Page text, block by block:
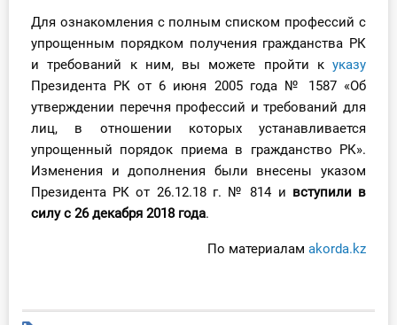
Тарифы
Тестирование для
бухгалтера
Для ознакомления с полным списком профессий с
упрощенным порядком получения гражданства РК
и требований к ним, вы можете пройти к указу
Президента РК от 6 июня 2005 года № 1587 «Об
утверждении перечня профессий и требований для
лиц, в отношении которых устанавливается
упрощенный порядок приема в гражданство РК».
Изменения и дополнения были внесены указом
Президента РК от 26.12.18 г. № 814 и вступили в
силу с 26 декабря 2018 года.
По материалам akorda.kz